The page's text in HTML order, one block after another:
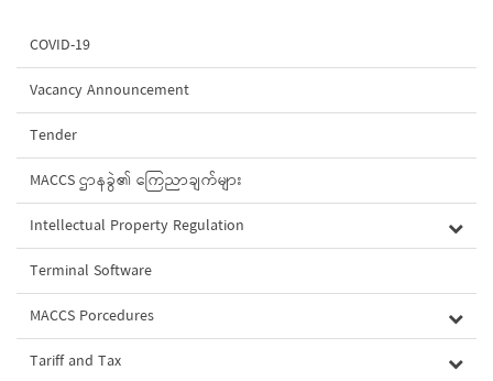
COVID-19
Vacancy Announcement
Tender
MACCS ဌာနခွဲ၏ ကြေညာချက်များ
Intellectual Property Regulation
Terminal Software
MACCS Porcedures
Tariff and Tax